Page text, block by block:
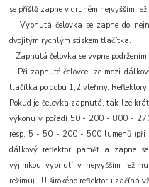
se příště zapne v druhém nejvyšším
Vypnutá čelovka se zapne do
dvojitým rychlým stiskem tlačítka.
Zapnutá čelovka se vypne
Při zapnuté čelovce lze mezi
tlačítka po dobu 1,2 vteřiny.
Pokud je čelovka zapnutá, tak lze
výkonu v pořadí 50 - 200 - 800 -
resp. 5 - 50 - 200 - 500 lumenů (při
dálkový reflektor paměť a zapne
výjimkou vypnutí v nejvyšším
režimu).. U širokého reflektoru začíná